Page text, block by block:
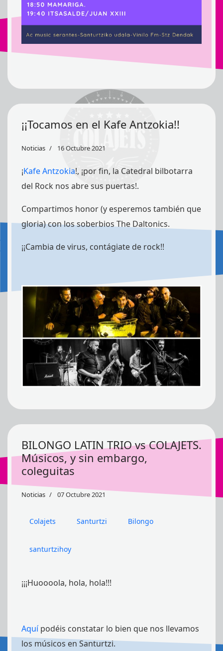
¡¡Tocamos en el Kafe Antzokia!!
Noticias 16 Octubre 2021
¡Kafe Antzokia!, ¡por fin, la Catedral bilbotarra
del Rock nos abre sus puertas!.
Compartimos honor (y esperemos también que
gloria) con los soberbios The Daltonics.
¡¡Cambia de virus, contágiate de rock!!
BILONGO LATIN TRIO vs COLAJETS.
Músicos, y sin embargo,
coleguitas
Noticias 07 Octubre 2021
Colajets Santurtzi Bilongo
santurtzihoy
¡¡¡Huoooola, hola, hola!!!
Aquípodéis constatar lo bien que nos llevamos
los músicos en Santurtzi.